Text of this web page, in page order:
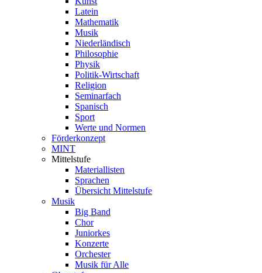
Latein
Mathematik
Musik
Niederländisch
Philosophie
Physik
Politik-Wirtschaft
Religion
Seminarfach
Spanisch
Sport
Werte und Normen
Förderkonzept
MINT
Mittelstufe
Materiallisten
Sprachen
Übersicht Mittelstufe
Musik
Big Band
Chor
Juniorkes
Konzerte
Orchester
Musik für Alle